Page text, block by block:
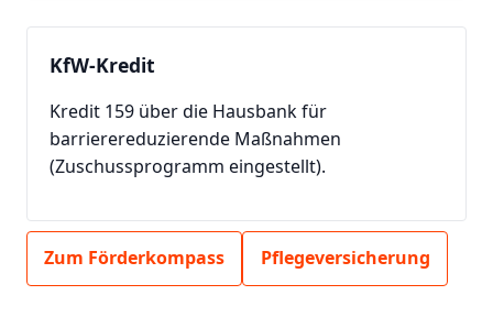
KfW-Kredit
Kredit 159 über die Hausbank für
barrierereduzierende Maßnahmen
(Zuschussprogramm eingestellt).
Zum Förderkompass Pflegeversicherung